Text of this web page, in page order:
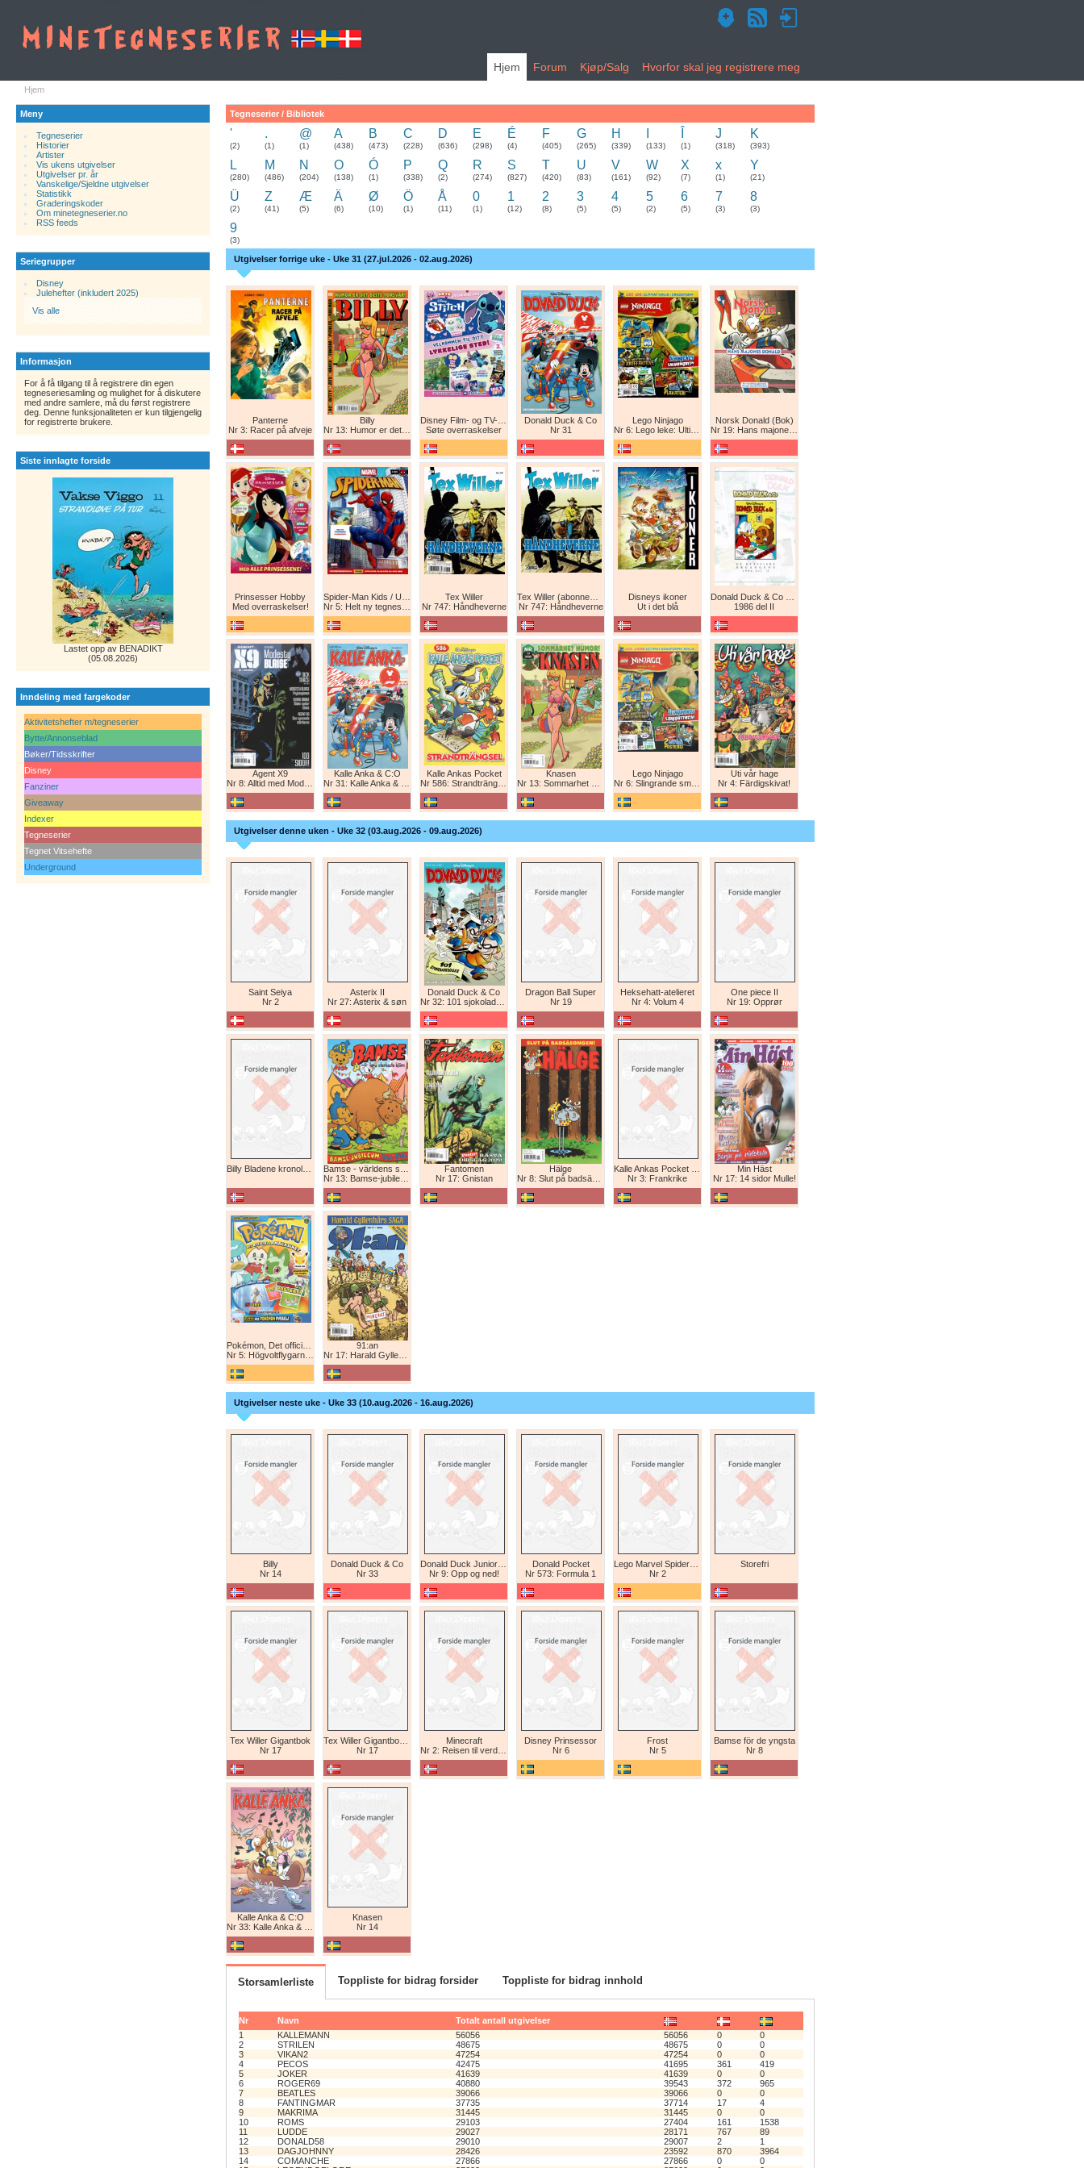
Hjem Forum Kjøp/Salg Hvorfor skal jeg registrere meg
Hjem
Meny
Tegneserier
Historier.
Artister
Vis ukens utgivelser
Utgivelser pr. år
Vanskelige/Sjeldne utgivelser
Statistikk
Graderingskoder
Om minetegneserier.no
RSS feeds
Seriegrupper
Disney
Julehefter (inkludert 2025)
Vis alle
Informasjon
For å få tilgang til å registrere din egen
tegneseriesamling og mulighet for å diskutere
med andre samlere, må du først registrere
deg. Denne funksjonaliteten er kun tilgjengelig
for registrerte brukere.
Siste innlagte forside
Lastet opp av BENADIKT
(05.08.2026)
Inndeling med fargekoder
Aktivitetshefter m/tegneserier
Bytte/Annonseblad
Bøker/Tidsskrifter
Disney
Fanziner
Giveaway
Indexer
Tegneserier
Tegnet Vitsehefte
Underground
Tegneserier / Bibliotek
'
(2)
.
(1)
@
(1)
A
(438)
B
(473)
C
(228)
D
(636)
E
(298)
É
(4)
F
(405)
G
(265)
H
(339) (133) (1)
J
(318)
K
(393)
L
(280)
M
(486)
N
(204)
O
(138)
Ó
(1)
P
(338)
Q
(2)
R
(274)
S
(827)
T
(420)
U
(83)
V
(161)
W
(92)
X
(7)
x
(1)
Y
(21)
Ü
(2)
Z
(41)
Æ
(5)
Ä
(6)
Ø
(10)
Ö
(1)
Å
(11)
0
(1)
1
(12)
2
(8)
3
(5)
4
(5)
5
(2)
6
(5)
7
(3)
8
(3)
9
(3)
Utgivelser forrige uke - Uke 31 (27.jul.2026 - 02.aug.2026)
Panterne
Nr 3: Racer på afveje
Billy
Nr 13: Humor er det beste forsvar!
Søte overraskelser
Donald Duck & Co
Nr 31
Lego Ninjago
Nr 6: Lego leke: Ultimat Ninja i drageform
Norsk Donald (Bok)
Nr 19: Hans majones Donald
Prinsesser Hobby
Med overraskelser!
Nr 5: Helt ny tegneserie! Maskinkrig!
Tex Willer
Nr 747: Håndheverne
Nr 747: Håndheverne
Disneys ikoner
Ut i det blå
1986 del II
Agent X9
Nr 8: Alltid med Modesty Blaise
Kalle Anka & C:O
Nr 31: Kalle Anka & C:O
Kalle Ankas Pocket
Nr 586: Strandträngsel
Knasen
Nr 13: Sommarhet humor!
Lego Ninjago
Nr 6: Slingrande smygattack!
Uti vår hage
Nr 4: Färdigskivat!
Utgivelser denne uken - Uke 32 (03.aug.2026 - 09.aug.2026)
Saint Seiya
Nr 2
Asterix II
Nr 27: Asterix & søn
Donald Duck & Co
Nr 32: 101 sjokoladeboller
Dragon Ball Super
Nr 19
Heksehatt-atelieret
Nr 4: Volum 4
One piece II
Nr 19: Opprør
Nr 13: Bamse-jubileum 1966-2026
Fantomen
Nr 17: Gnistan
Hälge
Nr 8: Slut på badsäsongen!
Nr 3: Frankrike
Min Häst
Nr 17: 14 sidor Mulle!
Nr 5: Högvoltflygarna mot Svart Rayquaza!
91:an
Nr 17: Harald Gyllenhårs saga
Utgivelser neste uke - Uke 33 (10.aug.2026 - 16.aug.2026)
Billy
Nr 14
Donald Duck & Co
Nr 33
Nr 9: Opp og ned!
Donald Pocket
Nr 573: Formula 1
Nr 2
Storefri
Tex Willer Gigantbok
Nr 17
Nr 17
Minecraft
Nr 2: Reisen til verdens ende
Disney Prinsessor
Nr 6
Frost
Nr 5
Bamse för de yngsta
Nr 8
Kalle Anka & C:O
Nr 33: Kalle Anka & C:O
Knasen
Nr 14
Storsamlerliste Toppliste for bidrag forsider Toppliste for bidrag innhold
Nr Navn
Totalt antall utgivelser
1
KALLEMANN 56056 56056 0
0
2
STRILEN 48675 48675 0
0
3
VIKAN2 47254 47254 0
0
4
PECOS 42475 41695 361
419
5
JOKER 41639 41639 0
0
6
ROGER69 40880 39543 372
965
7
BEATLES 39066 39066 0
0
8
FANTINGMAR 37735 37714 17
4
9
MAKRIMA 31445 31445 0
0
10
ROMS 29103 27404 161
1538
11
LUDDE 29027 28171 767
89
12
DONALD58 29010 29007 2
1
13
DAGJOHNNY 28426 23592 870
3964
14
COMANCHE 27866 27866 0
0